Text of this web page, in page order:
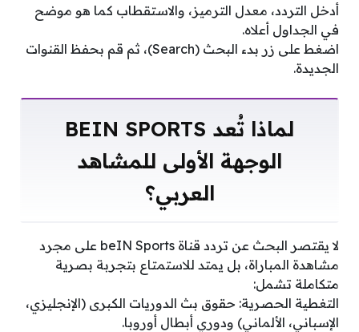
أدخل التردد، معدل الترميز، والاستقطاب كما هو موضح
في الجداول أعلاه.
اضغط على زر بدء البحث (Search)، ثم قم بحفظ القنوات
الجديدة.
لماذا تُعد BEIN SPORTS
الوجهة الأولى للمشاهد
العربي؟
لا يقتصر البحث عن تردد قناة beIN Sports على مجرد
مشاهدة المباراة، بل يمتد للاستمتاع بتجربة بصرية
متكاملة تشمل:
التغطية الحصرية: حقوق بث الدوريات الكبرى (الإنجليزي،
الإسباني، الألماني) ودوري أبطال أوروبا.